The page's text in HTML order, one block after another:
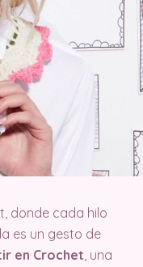
donde cada hilo
es un gesto de
en Crochet, una